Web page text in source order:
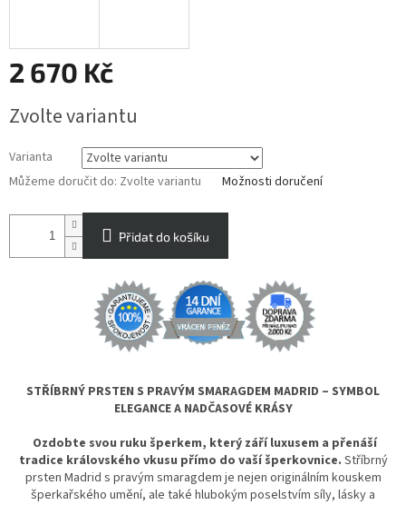
2 670 Kč
cena:
Zvolte variantu
Varianta
Můžeme doručit do: Zvolte variantu Možnosti doručení
Přidat do košíku
STŘÍBRNÝ PRSTEN S PRAVÝM SMARAGDEM MADRID – SYMBOL
ELEGANCE A NADČASOVÉ KRÁSY
Ozdobte svou ruku šperkem, který září luxusem a přenáší
tradice královského vkusu přímo do vaší šperkovnice. Stříbrný
prsten Madrid s pravým smaragdem je nejen originálním kouskem
šperkařského umění, ale také hlubokým poselstvím síly, lásky a